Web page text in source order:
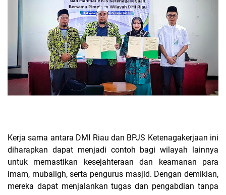
Kerja sama antara DMI Riau dan BPJS Ketenagakerjaan ini
diharapkan dapat menjadi contoh bagi wilayah lainnya
untuk memastikan kesejahteraan dan keamanan para
imam, mubaligh, serta pengurus masjid. Dengan demikian,
mereka dapat menjalankan tugas dan pengabdian tanpa